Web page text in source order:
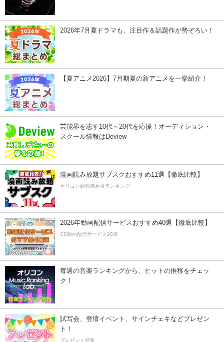
2026年7月夏ドラマも、注目作＆話題作が勢ぞろい！
【夏アニメ2026】7月期夏の新アニメを一挙紹介！
芸能界を志す10代～20代を応援！オーディション・
スクール情報はDeview
漫画読み放題サブスクおすすめ11選【徹底比較】
オリコン顧客満足度ランキング
2026年動画配信サービスおすすめ40選【徹底比較】
CS動画配信サービス20選
毎週の音楽ランキングから、ヒットの推移をチェッ
ク！
試写会、登壇イベント、サインチェキなどプレゼン
ト！
プレゼント特集